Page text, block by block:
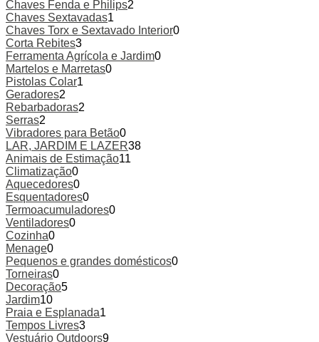
Chaves Fenda e Philips2
Chaves Sextavadas1
Chaves Torx e Sextavado Interior0
Corta Rebites3
Ferramenta Agrícola e Jardim0
Martelos e Marretas0
Pistolas Colar1
Geradores2
Rebarbadoras2
Serras2
Vibradores para Betão0
LAR, JARDIM E LAZER38
Animais de Estimação11
Climatização0
Aquecedores0
Esquentadores0
Termoacumuladores0
Ventiladores0
Cozinha0
Menage0
Pequenos e grandes domésticos0
Torneiras0
Decoração5
Jardim10
Praia e Esplanada1
Tempos Livres3
Vestuário Outdoors9